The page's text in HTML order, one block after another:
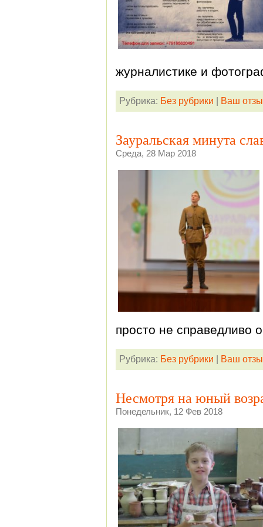
журналистике и
Рубрика: Без рубрики Ваш
Зауральская минута
Среда, 28 Мар 2018
просто не справедливо
Рубрика: Без рубрики Ваш
Несмотря на юный
Понедельник, 12 Фев 2018